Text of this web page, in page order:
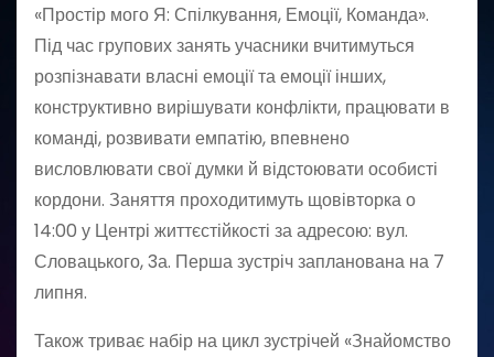
«Простір мого Я: Спілкування, Емоції, Команда».
Під час групових занять учасники вчитимуться
розпізнавати власні емоції та емоції інших,
конструктивно вирішувати конфлікти, працювати в
команді, розвивати емпатію, впевнено
висловлювати свої думки й відстоювати особисті
кордони. Заняття проходитимуть щовівторка о
14:00 у Центрі життєстійкості за адресою: вул.
Словацького, 3а. Перша зустріч запланована на 7
липня.
Також триває набір на цикл зустрічей «Знайомство